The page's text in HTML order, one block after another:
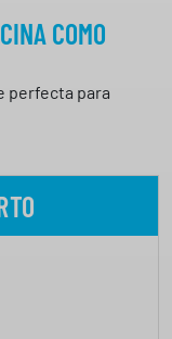
COMO
perfecta para